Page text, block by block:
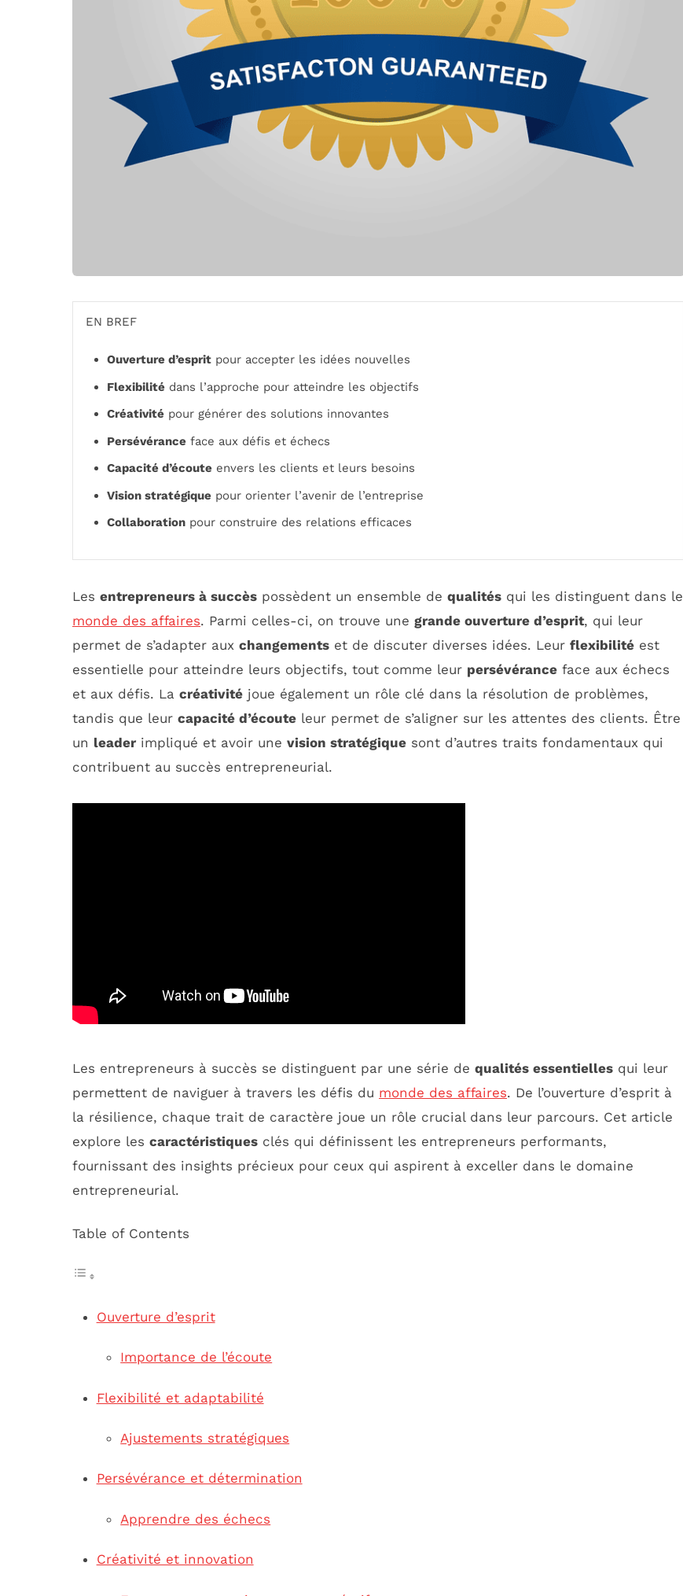
EN BREF
Ouverture d’esprit pour accepter les idées nouvelles
Flexibilité dans l’approche pour atteindre les objectifs
Créativité pour générer des solutions innovantes
Persévérance face aux défis et échecs
Capacité d’écoute envers les clients et leurs besoins
Vision stratégique pour orienter l’avenir de l’entreprise
Collaboration pour construire des relations efficaces
Les entrepreneurs à succès possèdent un ensemble de qualités qui les distinguent dans le
monde des affaires. Parmi celles-ci, on trouve une grande ouverture d’esprit, qui leur
permet de s’adapter aux changements et de discuter diverses idées. Leur flexibilité est
essentielle pour atteindre leurs objectifs, tout comme leur persévérance face aux échecs
et aux défis. La créativité joue également un rôle clé dans la résolution de problèmes,
tandis que leur capacité d’écoute leur permet de s’aligner sur les attentes des clients. Être
un leader impliqué et avoir une vision stratégique sont d’autres traits fondamentaux qui
contribuent au succès entrepreneurial.
Les entrepreneurs à succès se distinguent par une série de qualités essentielles qui leur
permettent de naviguer à travers les défis du monde des affaires. De l’ouverture d’esprit à
la résilience, chaque trait de caractère joue un rôle crucial dans leur parcours. Cet article
explore les caractéristiques clés qui définissent les entrepreneurs performants,
fournissant des insights précieux pour ceux qui aspirent à exceller dans le domaine
entrepreneurial.
Table of Contents
Ouverture d’esprit
Importance de l’écoute
Flexibilité et adaptabilité
Ajustements stratégiques
Persévérance et détermination
Apprendre des échecs
Créativité et innovation